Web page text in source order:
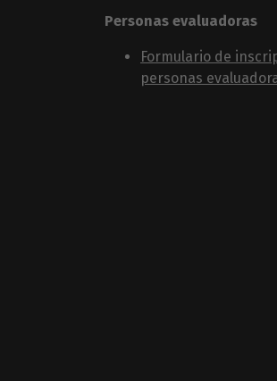
Personas evaluadoras
Formulario de
personas